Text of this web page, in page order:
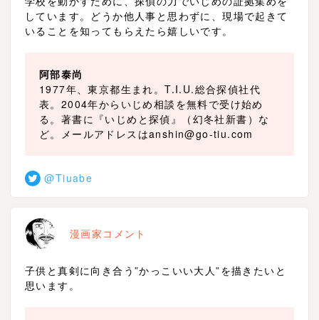
しています。どうか他人事と思わずに、現場で起きて
いることを知ってもらえたら嬉しいです。
阿部泰尚
1977年、東京都生まれ。T.I.U.総合探偵社代
表。2004年からいじめ相談を無料で受け始め
る。著書に『いじめと探偵』（幻冬社新書）な
ど。メールアドレスはanshin@go-tiu.com
@Tiuabe
漫画家コメント
子供と真剣に向き合う”かっこいい大人”を描きたいと
思います。